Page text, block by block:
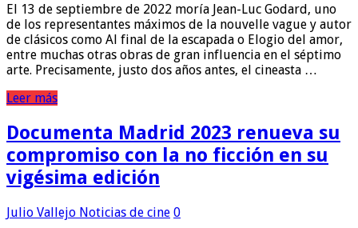
El 13 de septiembre de 2022 moría Jean-Luc Godard, uno
de los representantes máximos de la nouvelle vague y autor
de clásicos como Al final de la escapada o Elogio del amor,
entre muchas otras obras de gran influencia en el séptimo
arte. Precisamente, justo dos años antes, el cineasta …
Leer más
Documenta Madrid 2023 renueva su
compromiso con la no ficción en su
vigésima edición
Julio Vallejo Noticias de cine 0